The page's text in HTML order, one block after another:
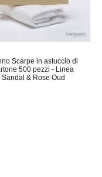
Scarpe in astuccio di
500 pezzi - Linea
Sandal & Rose Oud